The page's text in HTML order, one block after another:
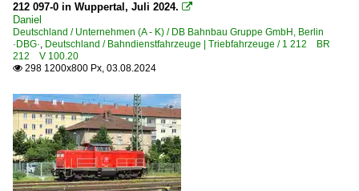
212 097-0 in Wuppertal, Juli 2024. 
Daniel
Deutschland / Unternehmen (A - K) / DB Bahnbau Gruppe GmbH, Berlin
·DBG·, Deutschland / Bahndienstfahrzeuge | Triebfahrzeuge / 1 212 BR
212 V 100.20
 298 1200x800 Px, 03.08.2024